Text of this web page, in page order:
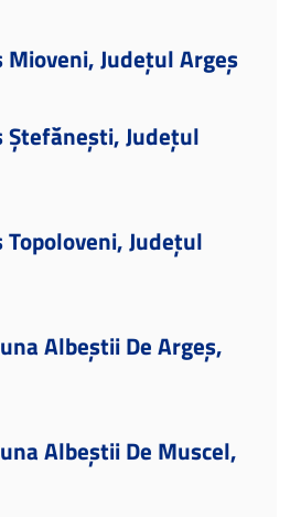
Mioveni, Județul Argeș
Ștefănești, Județul
Județul
Albeștii De Argeș,
Albeștii De Muscel,